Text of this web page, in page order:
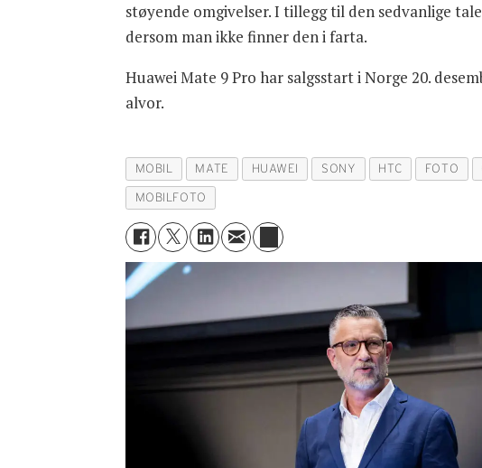
støyende omgivelser. I tillegg til den sedvanlige
dersom man ikke finner den i farta.
Huawei Mate 9 Pro har salgsstart i Norge 20.
alvor.
MOBIL MATE HUAWEI SONY HTC FOTO
MOBILFOTO